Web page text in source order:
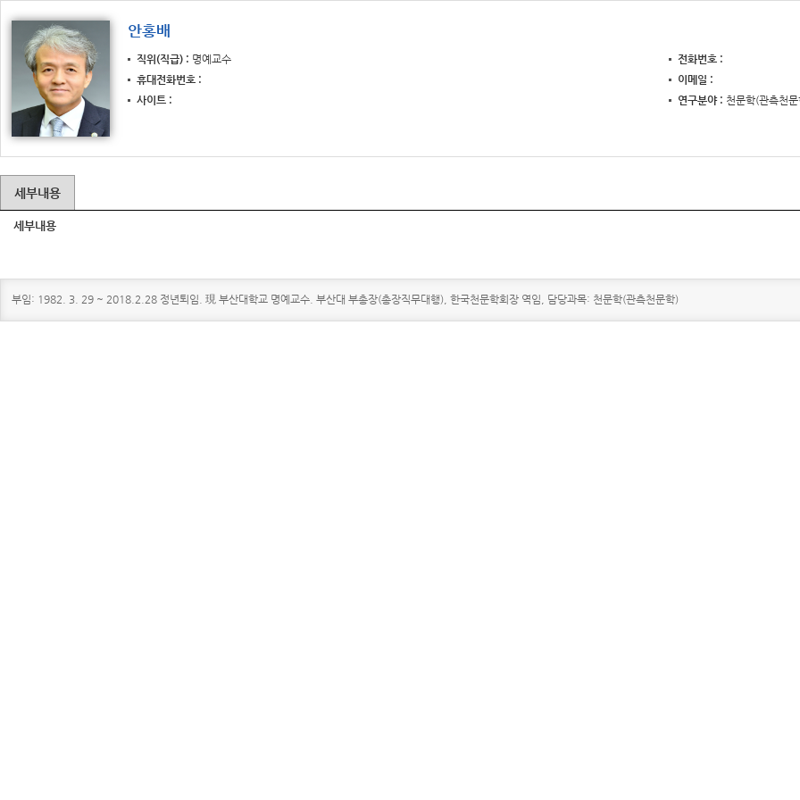
안홍배
직위(직급) 명예교수
전화번호
휴대전화번호
이메일
사이트
연구분야 천문학(관측천
세부내용
세부내용
부임: 1982. 3. 29 ~ 2018.2.28 정년퇴임. 現 부산대학교 명예교수. 부산대 부총장(총장직무대행), 한국천문학회장 역임, 담당과목: 천문학(관측천문학)